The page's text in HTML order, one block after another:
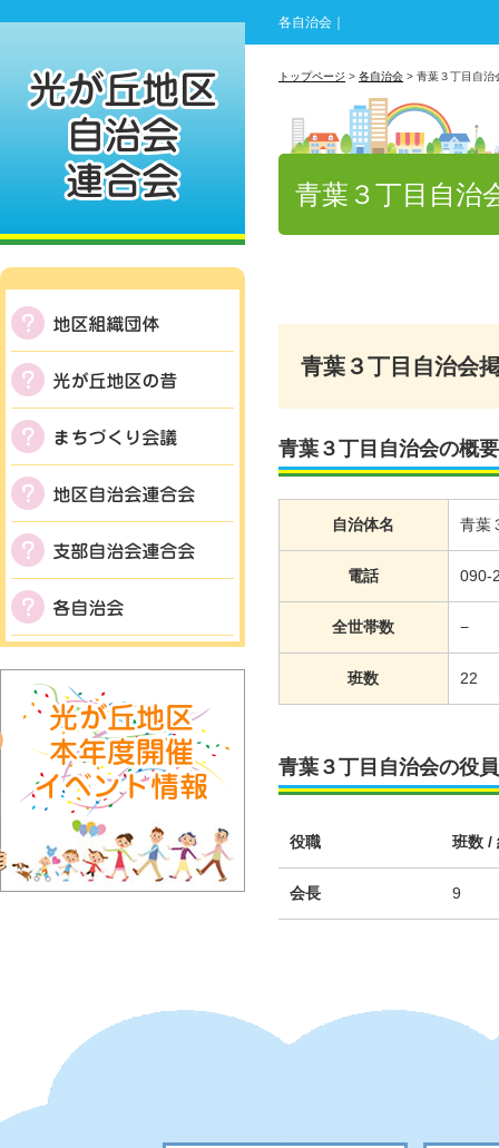
各自治会｜
トップページ > 各自治会 > 青葉３丁目自治
青葉３丁目自治
青葉３丁目自治会
青葉３丁目自治会の概要
自治体名 青葉
電話 090-
全世帯数 −
班数 22
青葉３丁目自治会の役
役職 班数 /
会長 9